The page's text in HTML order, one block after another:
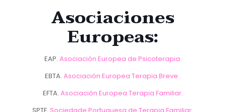
Asociaciones
Europeas:
EAP. Asociación Europea de Psicoterapia.
EBTA. Asociación Europea Terapia Breve .
EFTA. Asociación Europea Terapia Familiar.